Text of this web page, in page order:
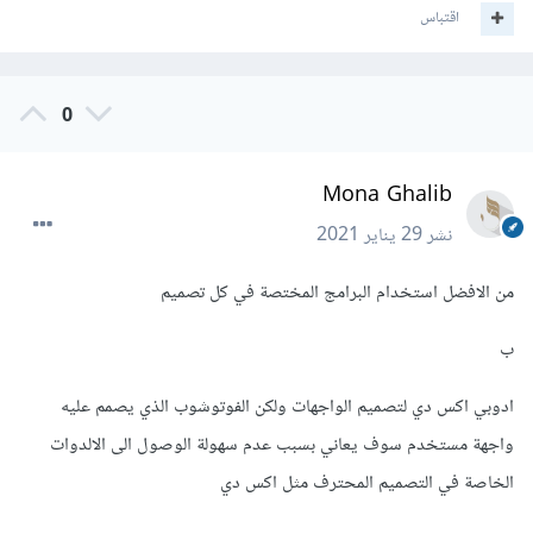
اقتباس
0
Mona Ghalib
نشر29 يناير 2021
من الافضل استخدام البرامج المختصة في كل تصميم
ب
ادوبي اكس دي لتصميم الواجهات ولكن الفوتوشوب الذي يصمم عليه
واجهة مستخدم سوف يعاني بسبب عدم سهولة الوصول الى الالدوات
الخاصة في التصميم المحترف مثل اكس دي